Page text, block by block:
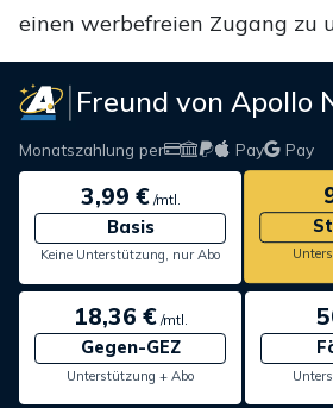
einen werbefreien Zugang zu
Freund von Apollo
Monatszahlung per Pay Pay
3,99 €/mtl.
Basis
Keine Unterstützung, nur Abo
18,36 €/mtl.
Gegen-GEZ
Unterstützung + Abo